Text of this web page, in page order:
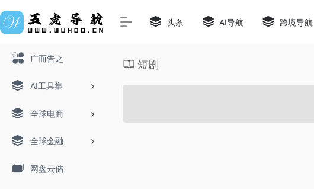
广而告之
AI工具集
全球电商
全球金融
网盘云储
头条 AI导航 跨境导航
短剧